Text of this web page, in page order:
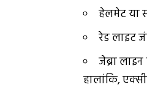
हेलमेट या
रेड लाइट
जेब्रा
हालांकि,